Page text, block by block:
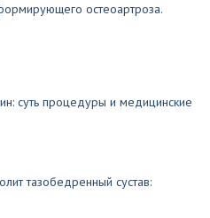
остеоартроза.
суть процедуры и медицинские
тазобедренный сустав: